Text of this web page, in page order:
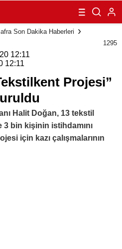
Projesi” İçin İlk
Kazma Vuruldu
Son Dakika Haberleri
1295
12:11
12:11
Projesi”
Halit Doğan, 13 tekstil
3 bin kişinin istihdamını
için kazı çalışmalarının